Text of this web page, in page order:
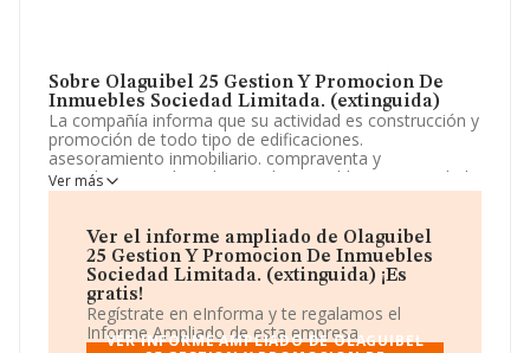
Sobre Olaguibel 25 Gestion Y Promocion De
Inmuebles Sociedad Limitada. (extinguida)
La compañía informa que su actividad es construcción y
promoción de todo tipo de edificaciones.
asesoramiento inmobiliario. compraventa y
arrendamiento de todo tipo de inmuebles. La sociedad
está registrada como Sociedad Limitada. Tiene CNAE:
mercados exteriores.
La empresa españolaOlaguibel 25 Gestión y
Promocion de Inmuebles Sociedad Limitada.
(extinguida), con número de identificación fiscal
B01393180, se encuentra en Calle Olaguibel núm. 25,
(01004), Vitoria-gasteiz, en Álava, País Vasco.
Ver más
Ver el informe ampliado de Olaguibel
25 Gestion Y Promocion De Inmuebles
Sociedad Limitada. (extinguida) ¡Es
gratis!
Regístrate en eInforma y te regalamos el
Informe Ampliado de esta empresa.
VER INFORME AMPLIADO DE OLAGUIBEL